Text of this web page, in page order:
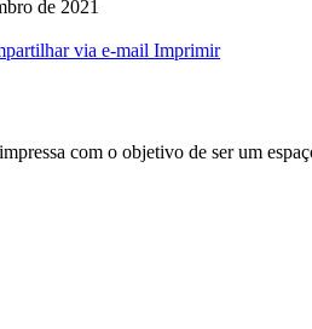
de 2021
via e-mail Imprimir
com o objetivo de ser um